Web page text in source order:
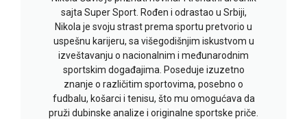
sajta Super Sport. Rođen i odrastao u Srbiji,
Nikola je svoju strast prema sportu pretvorio u
uspešnu karijeru, sa višegodišnjim iskustvom u
izveštavanju o nacionalnim i međunarodnim
sportskim događajima. Poseduje izuzetno
znanje o različitim sportovima, posebno o
fudbalu, košarci i tenisu, što mu omogućava da
pruži dubinske analize i originalne sportske priče.